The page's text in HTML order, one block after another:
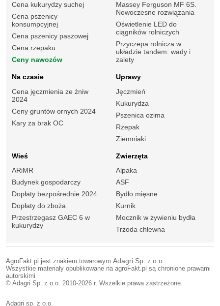
Cena kukurydzy suchej
Cena pszenicy
konsumpcyjnej
Cena pszenicy paszowej
Cena rzepaku
Ceny nawozów
Massey Ferguson MF 6S.
Nowoczesne rozwiązania
Oświetlenie LED do
ciągników rolniczych
Przyczepa rolnicza w
układzie tandem: wady i
zalety
Na czasie
Cena jęczmienia ze żniw
2024
Ceny gruntów ornych 2024
Kary za brak OC
Uprawy
Jęczmień
Kukurydza
Pszenica ozima
Rzepak
Ziemniaki
Wieś
ARiMR
Budynek gospodarczy
Dopłaty bezpośrednie 2024
Dopłaty do zboża
Przestrzegasz GAEC 6 w
kukurydzy
Zwierzęta
Alpaka
ASF
Bydło mięsne
Kurnik
Mocznik w żywieniu bydła
Trzoda chlewna
AgroFakt.pl jest znakiem towarowym Adagri Sp. z o.o.
Wszystkie materiały opublikowane na agroFakt.pl są chronione prawami
autorskimi
© Adagri Sp. z o.o. 2010-2026 r. Wszelkie prawa zastrzeżone.
Adagri sp. z o.o.